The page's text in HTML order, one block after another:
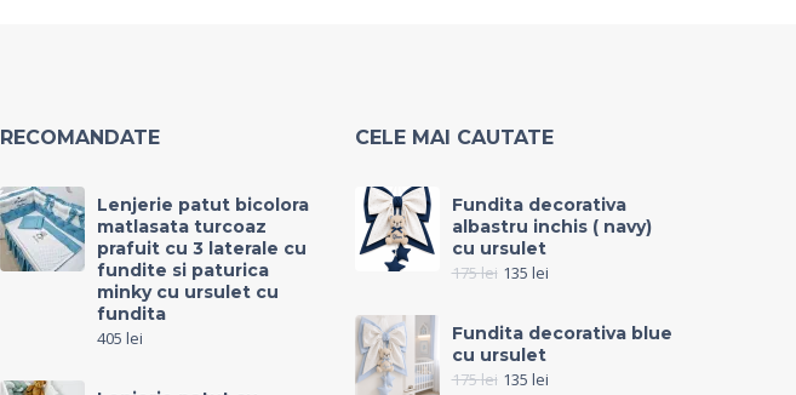
RECOMANDATE
Lenjerie patut bicolora
matlasata turcoaz
prafuit cu 3 laterale cu
fundite si paturica
minky cu ursulet cu
fundita
405 lei
CELE MAI CAUTATE
Fundita decorativa
albastru inchis ( navy)
cu ursulet
175lei 135 lei
Fundita decorativa blue
cu ursulet
175lei 135 lei